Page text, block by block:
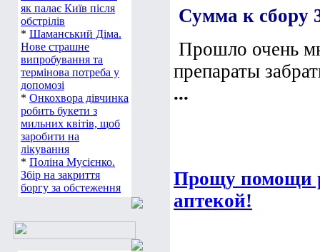
як палає Київ після
обстрілів
* Шаманський Діма.
Нове страшне
випробування та
термінова потреба у
допомозі
* Онкохвора дівчинка
робить букети з
мильних квітів, щоб
заробити на
лікування
* Поліна Мусієнко.
Збір на закриття
боргу за обстеження
Сумма к сбору
Прошло очень
препараты
...
Прощу помощи
аптекой!